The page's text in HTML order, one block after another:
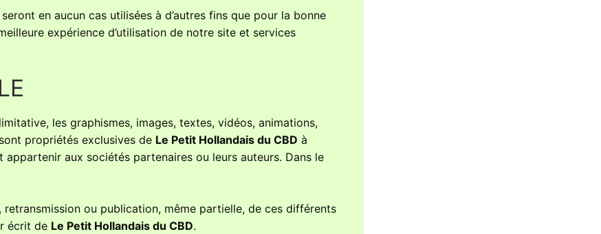
en aucun cas utilisées à d’autres fins que pour la bonne
expérience d’utilisation de notre site et services
les graphismes, images, textes, vidéos, animations,
propriétés exclusives de Le Petit Hollandais du CBD à
aux sociétés partenaires ou leurs auteurs. Dans le
ou publication, même partielle, de ces différents
écrit de Le Petit Hollandais du CBD.